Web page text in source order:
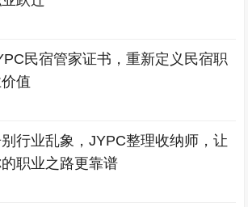
民宿管家证书，重新定义民宿职
值
行业乱象，JYPC整理收纳师，让
职业之路更靠谱